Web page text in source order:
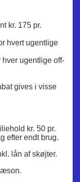
kr. 175 pr.
hvert ugentlige
hver ugentlige off-
gives i visse
kr. 50 pr.
efter endt brug.
lån af skøjter.